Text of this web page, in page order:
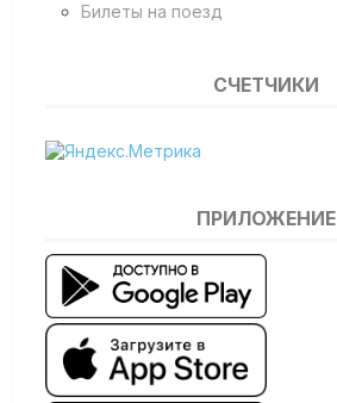
Билеты на поезд
СЧЕТЧИКИ
ПРИЛОЖЕНИЕ